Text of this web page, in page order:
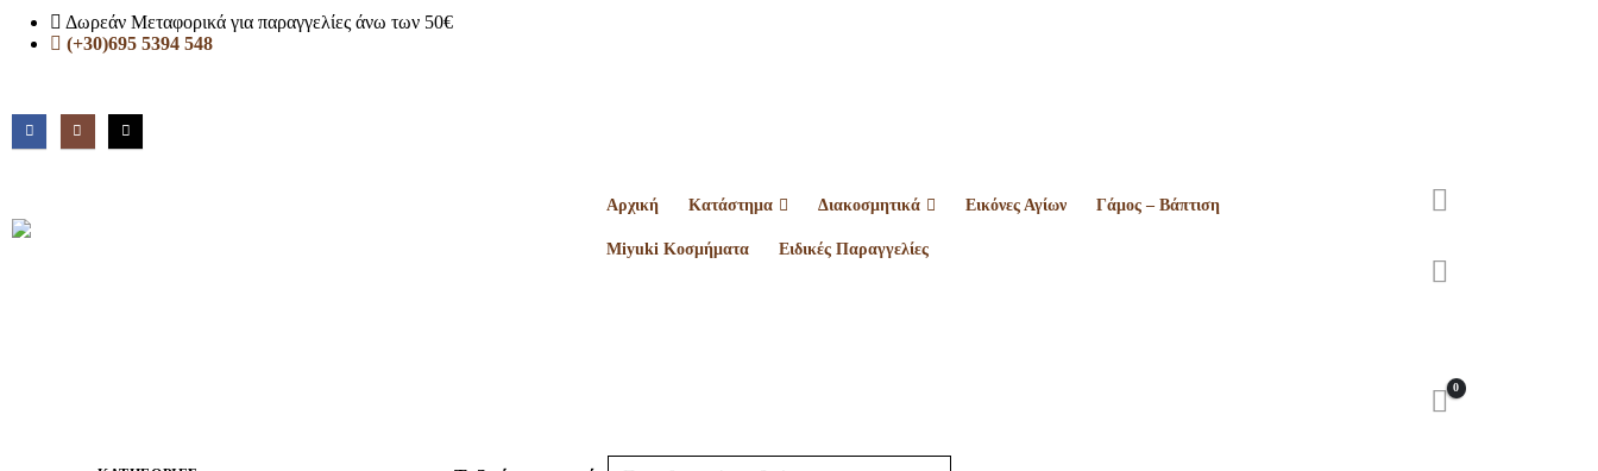
Δωρεάν Μεταφορικά για παραγγελίες άνω των 50€
(+30)695 5394 548
Αρχική Κατάστημα Διακοσμητικά Εικόνες Αγίων Γάμος – Βάπτιση
Miyuki Κοσμήματα Ειδικές Παραγγελίες
0